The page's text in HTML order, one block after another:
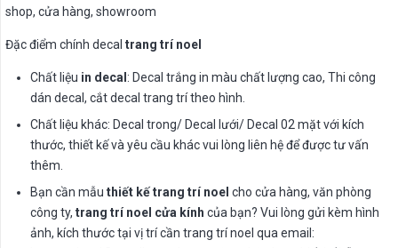
shop, cửa hàng, showroom
Đặc điểm chính decal trang trí noel
Chất liệu in decal : Decal trắng in màu chất lượng cao, Thi công
dán decal, cắt decal trang trí theo hình.
Chất liệu khác: Decal trong/ Decal lưới/ Decal 02 mặt với kích
thước, thiết kế và yêu cầu khác vui lòng liên hệ để được tư vấn
thêm.
Bạn cần mẫu thiết kế trang trí noel cho cửa hàng, văn phòng
công ty, trang trí noel cửa kính của bạn? Vui lòng gửi kèm hình
ảnh, kích thước tại vị trí cần trang trí noel qua email: